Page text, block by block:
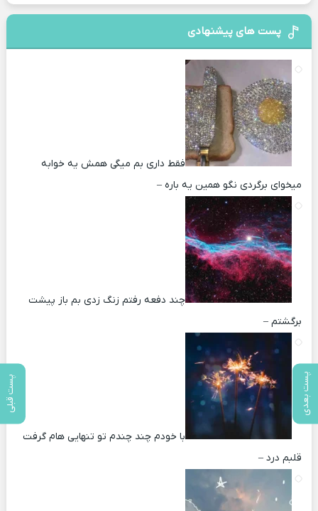
پست بعدی پست قبلی
پست های پیشنهادی
فقط داری بم میگی همش یه خوابه
میخوای برگردی نگو همین یه باره –
چند دفعه رفتم زنگ زدی بم باز پیشت
برگشتم –
با خودم چند چندم تو تنهایی هام گرفت
قلبم درد –